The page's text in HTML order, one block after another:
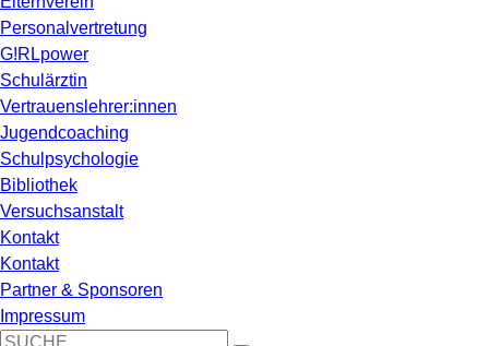
Personalvertretung
G!RLpower
Schulärztin
Vertrauenslehrer:innen
Jugendcoaching
Schulpsychologie
Bibliothek
Versuchsanstalt
Kontakt
Kontakt
Partner & Sponsoren
Impressum